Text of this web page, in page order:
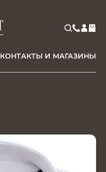
КОНТАКТЫ И МАГАЗИНЫ